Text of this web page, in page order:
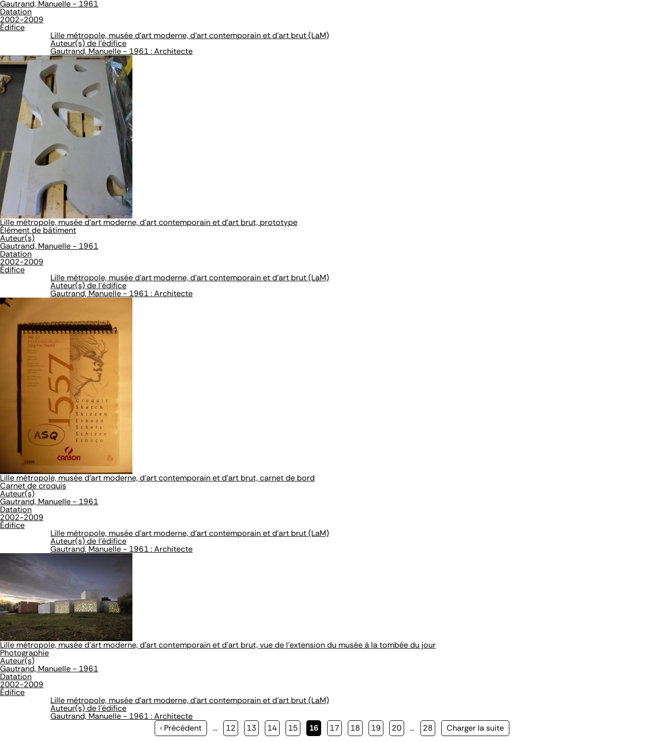
Gautrand, Manuelle - 1961
Datation
2002-2009
Édifice
Lille métropole, musée d'art moderne, d'art contemporain et d'art brut (LaM)
Auteur(s) de l'édifice
Gautrand, Manuelle - 1961 : Architecte
Lille métropole, musée d'art moderne, d'art contemporain et d'art brut, prototype
Élément de bâtiment
Auteur(s)
Gautrand, Manuelle - 1961
Datation
2002-2009
Édifice
Lille métropole, musée d'art moderne, d'art contemporain et d'art brut (LaM)
Auteur(s) de l'édifice
Gautrand, Manuelle - 1961 : Architecte
Lille métropole, musée d'art moderne, d'art contemporain et d'art brut, carnet de bord
Carnet de croquis
Auteur(s)
Gautrand, Manuelle - 1961
Datation
2002-2009
Édifice
Lille métropole, musée d'art moderne, d'art contemporain et d'art brut (LaM)
Auteur(s) de l'édifice
Gautrand, Manuelle - 1961 : Architecte
Lille métropole, musée d'art moderne, d'art contemporain et d'art brut, vue de l'extension du musée à la tombée du jour
Photographie
Auteur(s)
Gautrand, Manuelle - 1961
Datation
2002-2009
Édifice
Lille métropole, musée d'art moderne, d'art contemporain et d'art brut (LaM)
Auteur(s) de l'édifice
Gautrand, Manuelle - 1961 : Architecte
Page
‹ Précédent … Page
12 Page
13 Page
14 Page
15
Page
16 Page
17 Page
18 Page
19 Page
20 … Page
28
Page
Charger la suite